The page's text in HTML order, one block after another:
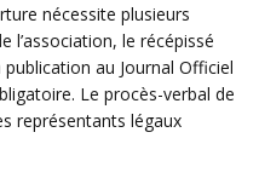
nécessite plusieurs
l’association, le récépissé
au Journal Officiel
Le procès-verbal de
représentants légaux